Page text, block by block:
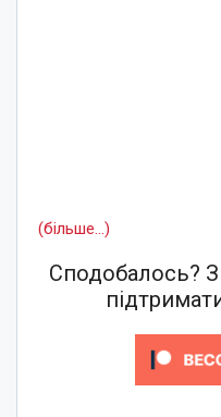
(більше…)
Сподобалось?